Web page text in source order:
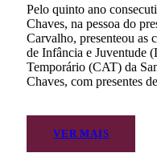
Pelo quinto ano
Chaves, na pessoa do
Carvalho, presenteou as
de Infância e Juventude
Temporário (CAT) da
Chaves, com presentes
VER MAIS